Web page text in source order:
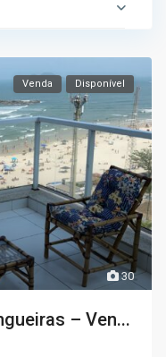
30
Venda Disponível
– Ven...